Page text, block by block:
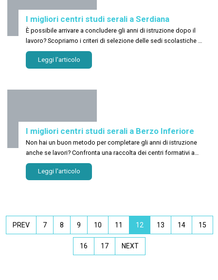
I migliori centri studi serali a Serdiana
È possibile arrivare a concludere gli anni di istruzione dopo il
lavoro? Scopriamo i criteri di selezione delle sedi scolastiche a
Serdiana!
Leggi l'articolo
I migliori centri studi serali a Berzo Inferiore
Non hai un buon metodo per completare gli anni di istruzione
anche se lavori? Confronta una raccolta dei centri formativi a
Berzo Inferiore!
Leggi l'articolo
PREV 7 8 9 10 11 12 13 14 15
16 17 NEXT